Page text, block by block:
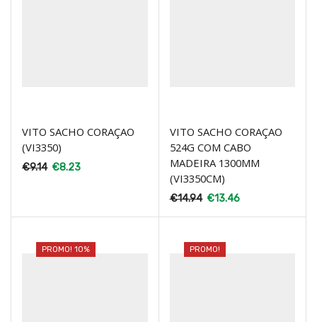
VITO SACHO CORAÇAO
(VI3350)
€9.14 €8.23
VITO SACHO CORAÇAO
524G COM CABO
MADEIRA 1300MM
(VI3350CM)
€14.94 €13.46
PROMO! 10% PROMO!